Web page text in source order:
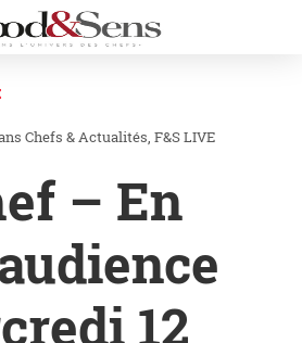
Chefs & Actualités F&S LIVE
– En
12